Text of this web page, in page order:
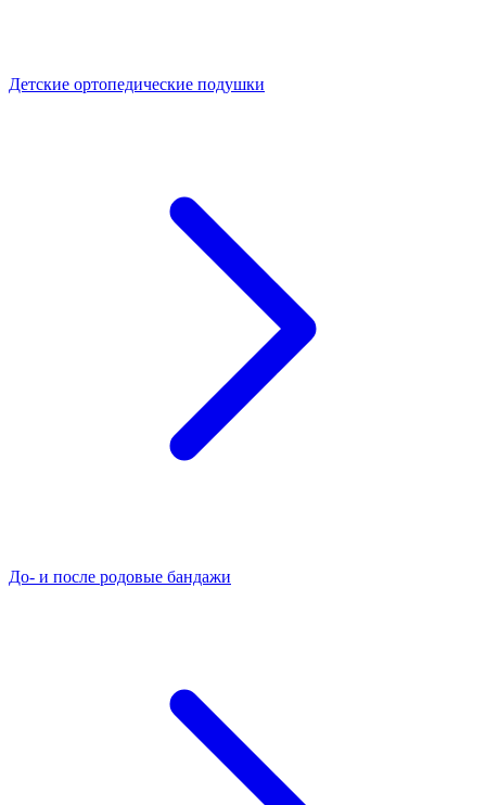
Детские ортопедические подушки
До- и после родовые бандажи